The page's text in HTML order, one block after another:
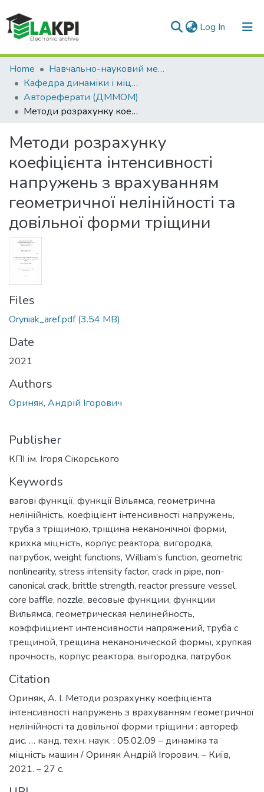
Log In (current)
Communities & Collections
All of DSpace
Statistics
Home
Навчально-науковий механіко-машинобудівний інститут (НН ММІ)
Кафедра динаміки і міцності машин та опору матеріалів (ДММОМ)
Автореферати (ДММОМ)
Методи розрахунку коефіцієнта інтенсивності напружень з врахуванням геометричної нелінійності та довільної форми тріщини
Методи розрахунку
коефіцієнта інтенсивності
напружень з врахуванням
геометричної нелінійності та
довільної форми тріщини
Files
Oryniak_aref.pdf(3.54 MB)
Date
2021
Authors
Ориняк, Андрій Ігорович
Publisher
КПІ ім. Ігоря Сікорського
Keywords
вагові функції, функції Вільямса, геометрична
нелінійність, коефіцієнт інтенсивності напружень,
труба з тріщиною, тріщина неканонічної форми,
крихка міцність, корпус реактора, вигородка,
патрубок, weight functions, William’s function, geometric
nonlinearity, stress intensity factor, crack in pipe, non-
canonical crack, brittle strength, reactor pressure vessel,
core baffle, nozzle, весовые функции, функции
Вильямса, геометрическая нелинейность,
коэффициент интенсивности напряжений, труба с
трещиной, трещина неканонической формы, хрупкая
прочность, корпус реактора, выгородка, патрубок
Citation
Ориняк, А. І. Методи розрахунку коефіцієнта
інтенсивності напружень з врахуванням геометричної
нелінійності та довільної форми тріщини : автореф.
дис. … канд. техн. наук. : 05.02.09 – динаміка та
міцність машин / Ориняк Андрій Ігорович. – Київ,
2021. – 27 с.